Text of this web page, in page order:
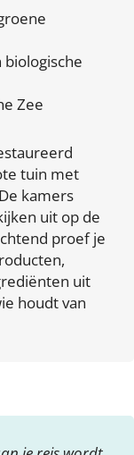
Zee
tuin met
kamers
uit op de
proef je
uit
houdt van